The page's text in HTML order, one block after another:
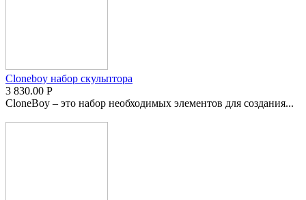
Cloneboy набор скульптора
3 830.00 Р
CloneBoy – это набор необходимых элементов для создания...